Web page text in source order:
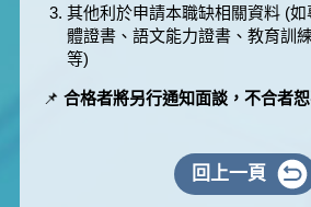
其他利於申請本職缺相關資料 (
體證書、語文能力證書、教育訓
等)
📌 合格者將另行通知面談，不合者
回上一頁